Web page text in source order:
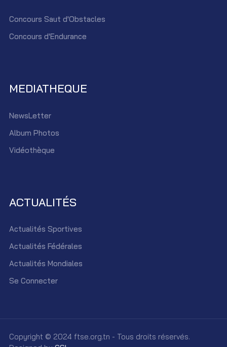
Concours Saut d'Obstacles
Concours d'Endurance
MEDIATHEQUE
NewsLetter
Album Photos
Vidéothèque
ACTUALITÉS
Actualités Sportives
Actualités Fédérales
Actualités Mondiales
Se Connecter
Copyright © 2024 ftse.org.tn - Tous droits réservés.